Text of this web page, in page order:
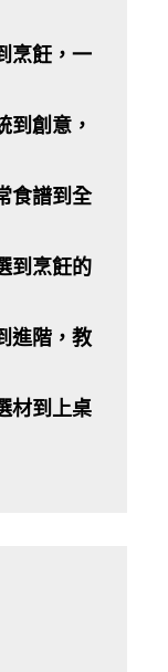
烹飪，一
到創意，
食譜到全
到烹飪的
進階，教
材到上桌